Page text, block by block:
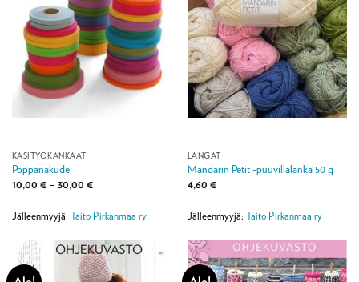
KÄSITYÖKANKAAT
Poppanakude
10,00 € – 30,00 €Hintaluokka:
30,00 €
Jälleenmyyjä: Taito Pirkanmaa ry
LANGAT
Mandarin Petit -puuvillalanka 50 g
4,60 €
Jälleenmyyjä: Taito Pirkanmaa ry